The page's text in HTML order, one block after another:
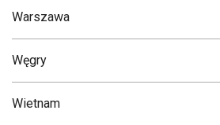
Warszawa
Węgry
Wietnam